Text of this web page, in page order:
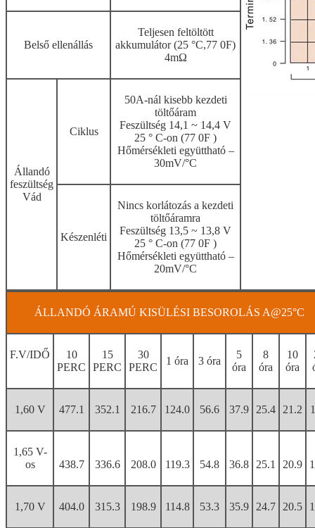
Belső ellenállás
Teljesen feltöltött
akkumulátor (25 °C,77 0F)
4mΩ
Állandó
feszültség
Vád
Ciklus
50A-nál kisebb kezdeti
töltőáram
Feszültség 14,1 ~ 14,4 V
25 ° C-on (77 0F )
Hőmérsékleti együttható –
30mV/°C
Készenléti
Nincs korlátozás a kezdeti
töltőáramra
Feszültség 13,5 ~ 13,8 V
25 ° C-on (77 0F )
Hőmérsékleti együttható –
20mV/°C
ÁLLANDÓ ÁRAMÚ KISÜLÉSI BESOROLÁS A@25°C
F.V/IDŐ
10
PERC
15
PERC
30
PERC
1 óra 3 óra
5
óra
8
óra
10
óra
1,60 V 477.1 352.1 216.7 124.0 56.6 37.9 25.4 21.2
1,65 V-
os
438.7 336.6 208.0 119.3 54.8 36.8 25.1 20.9
1,70 V 404.0 315.3 198.9 114.8 53.3 35.9 24.7 20.5